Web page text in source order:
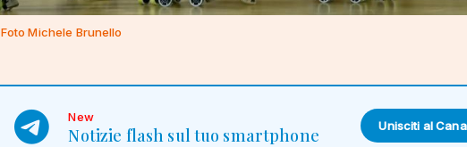
Foto Michele Brunello
New
Notizie flash sul tuo smartphone Unisciti al